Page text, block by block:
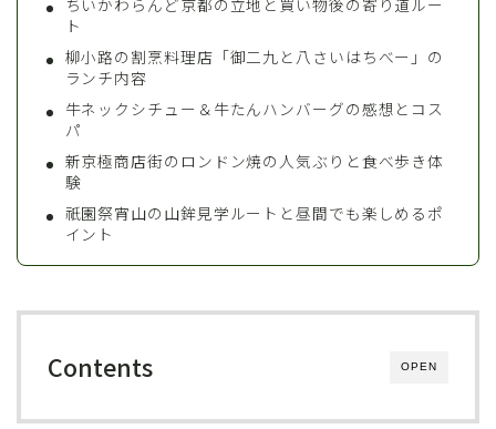
ちいかわらんど京都の立地と買い物後の寄り道ルー
ト
柳小路の割烹料理店「御二九と八さいはちべー」の
ランチ内容
牛ネックシチュー＆牛たんハンバーグの感想とコス
パ
新京極商店街のロンドン焼の人気ぶりと食べ歩き体
験
祇園祭宵山の山鉾見学ルートと昼間でも楽しめるポ
イント
OPEN
Contents